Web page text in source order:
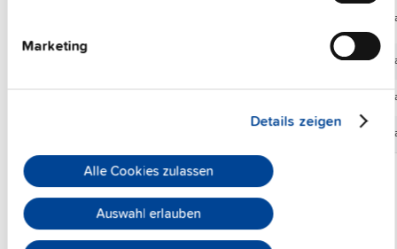
Marketing
Details zeigen
Alle Cookies zulassen
Auswahl erlauben
DIN-Schienenadapter für FIEPOS